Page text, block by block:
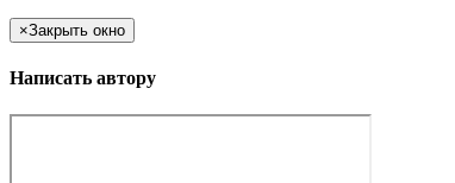
×Закрыть окно
Написать автору